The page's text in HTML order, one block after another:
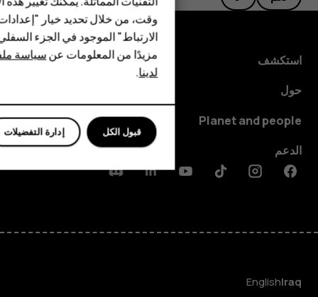
HMD Watch
للأعمال
استكشف
حول
Planet and people
الدعم
Facebook
Instagram
Tiktok
Youtube
Linkedin
Discord
Iraq
English
وقت، من خلال تحديد خيار
الارتباط" الموجود في الجزء
مزيدًا من المعلومات عنسياسة
لدينا.
إدارة التفضيلات قبول الكل